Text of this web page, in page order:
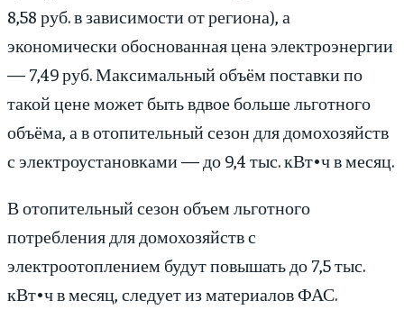
8,58 руб. в зависимости от региона), а
экономически обоснованная цена электроэнергии
— 7,49 руб. Максимальный объём поставки по
такой цене может быть вдвое больше льготного
объёма, а в отопительный сезон для домохозяйств
с электроустановками — до 9,4 тыс. кВт•ч в месяц.
В отопительный сезон объем льготного
потребления для домохозяйств с
электроотоплением будут повышать до 7,5 тыс.
кВт•ч в месяц, следует из материалов ФАС.